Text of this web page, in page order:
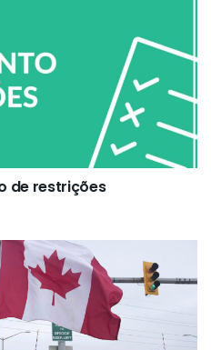
de restrições